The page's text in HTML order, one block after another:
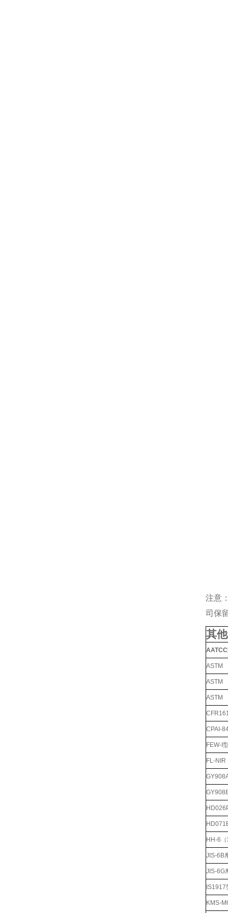
注意
司保
其
ASTM
ASTM
ASTM
CPAI-
FEW-I
FL-
HH-6
JIS-6B
JIS-6G
KMS-